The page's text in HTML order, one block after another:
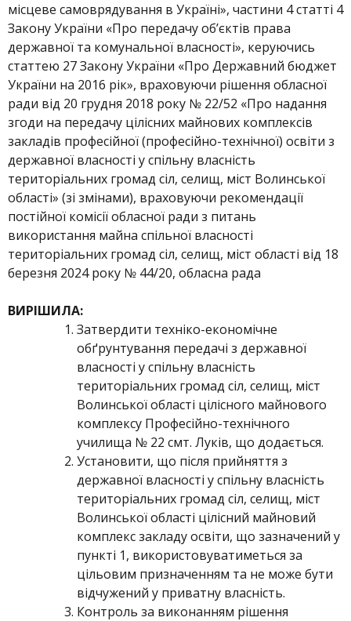
місцеве самоврядування в Україні», частини 4 статті 4
Закону України «Про передачу об’єктів права
державної та комунальної власності», керуючись
статтею 27 Закону України «Про Державний бюджет
України на 2016 рік», враховуючи рішення обласної
ради від 20 грудня 2018 року № 22/52 «Про надання
згоди на передачу цілісних майнових комплексів
закладів професійної (професійно-технічної) освіти з
державної власності у спільну власність
територіальних громад сіл, селищ, міст Волинської
області» (зі змінами), враховуючи рекомендації
постійної комісії обласної ради з питань
використання майна спільної власності
територіальних громад сіл, селищ, міст області від 18
березня 2024 року № 44/20, обласна рада
ВИРІШИЛА:
Затвердити техніко-економічне
обґрунтування передачі з державної
власності у спільну власність
територіальних громад сіл, селищ, міст
Волинської області цілісного майнового
комплексу Професійно-технічного
училища № 22 смт. Луків, що додається.
Установити, що після прийняття з
державної власності у спільну власність
територіальних громад сіл, селищ, міст
Волинської області цілісний майновий
комплекс закладу освіти, що зазначений у
пункті 1, використовуватиметься за
цільовим призначенням та не може бути
відчужений у приватну власність.
Контроль за виконанням рішення